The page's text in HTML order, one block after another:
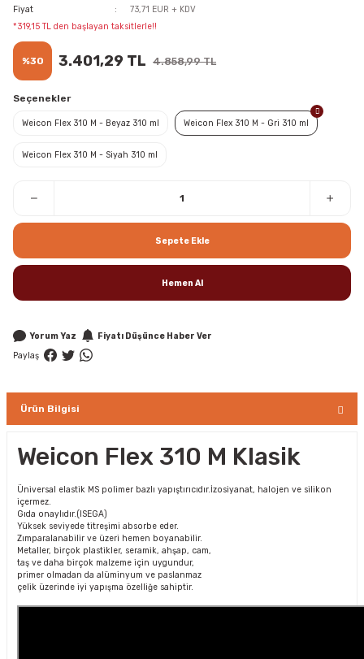
Fiyat
73,71 EUR + KDV
*319,15 TL den başlayan taksitlerle!!
%30 3.401,29 TL 4.858,99 TL
Seçenekler
Weicon Flex 310 M - Beyaz 310 ml Weicon Flex 310 M - Gri 310 ml
Weicon Flex 310 M - Siyah 310 ml
Sepete Ekle
Hemen Al
Yorum Yaz
Fiyatı Düşünce Haber Ver
Paylaş
Ürün Bilgisi
Weicon Flex 310 M Klasik
Üniversal elastik MS polimer bazlı yapıştırıcıdır.İzosiyanat, halojen ve silikon
içermez.
Gıda onaylıdır.(ISEGA)
Yüksek seviyede titreşimi absorbe eder.
Zımparalanabilir ve üzeri hemen boyanabilir.
Metaller, birçok plastikler, seramik, ahşap, cam,
taş ve daha birçok malzeme için uygundur,
primer olmadan da alüminyum ve paslanmaz
çelik üzerinde iyi yapışma özelliğe sahiptir.